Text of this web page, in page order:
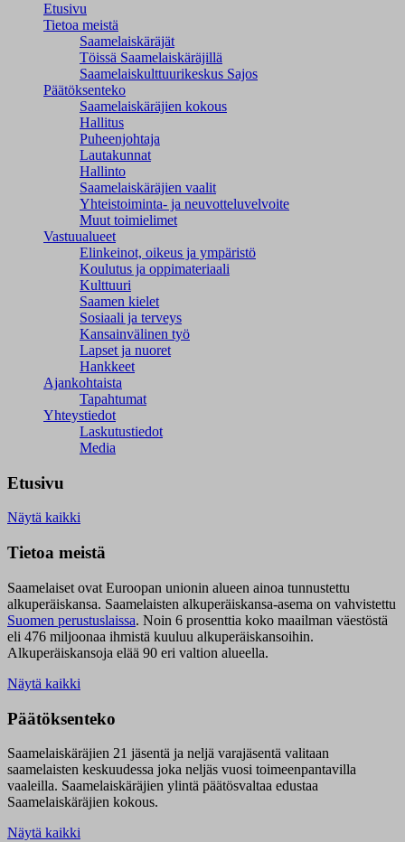
Etusivu
Tietoa meistä
Saamelaiskäräjät
Töissä Saamelaiskäräjillä
Saamelaiskulttuuri­keskus Sajos
Päätöksenteko
Saamelaiskäräjien kokous
Hallitus
Puheenjohtaja
Lautakunnat
Hallinto
Saamelaiskäräjien vaalit
Yhteistoiminta- ja neuvotteluvelvoite
Muut toimielimet
Vastuualueet
Elinkeinot, oikeus ja ympäristö
Koulutus ja oppimateriaali
Kulttuuri
Saamen kielet
Sosiaali ja terveys
Kansainvälinen työ
Lapset ja nuoret
Hankkeet
Ajankohtaista
Tapahtumat
Yhteystiedot
Laskutustiedot
Media
Etusivu
Näytä kaikki
Tietoa meistä
Saamelaiset ovat Euroopan unionin alueen ainoa tunnustettu
alkuperäiskansa. Saamelaisten alkuperäiskansa-asema on vahvistettu
Suomen perustuslaissa. Noin 6 prosenttia koko maailman väestöstä
eli 476 miljoonaa ihmistä kuuluu alkuperäiskansoihin.
Alkuperäiskansoja elää 90 eri valtion alueella.
Näytä kaikki
Päätöksenteko
Saamelaiskäräjien 21 jäsentä ja neljä varajäsentä valitaan
saamelaisten keskuudessa joka neljäs vuosi toimeenpantavilla
vaaleilla. Saamelaiskäräjien ylintä päätösvaltaa edustaa
Saamelaiskäräjien kokous.
Näytä kaikki